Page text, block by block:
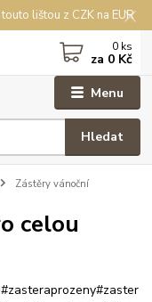
lištou z CZK na EUR
Menu
Hledat
0 ks
za 0 Kč
Zástěry vánoční
celou